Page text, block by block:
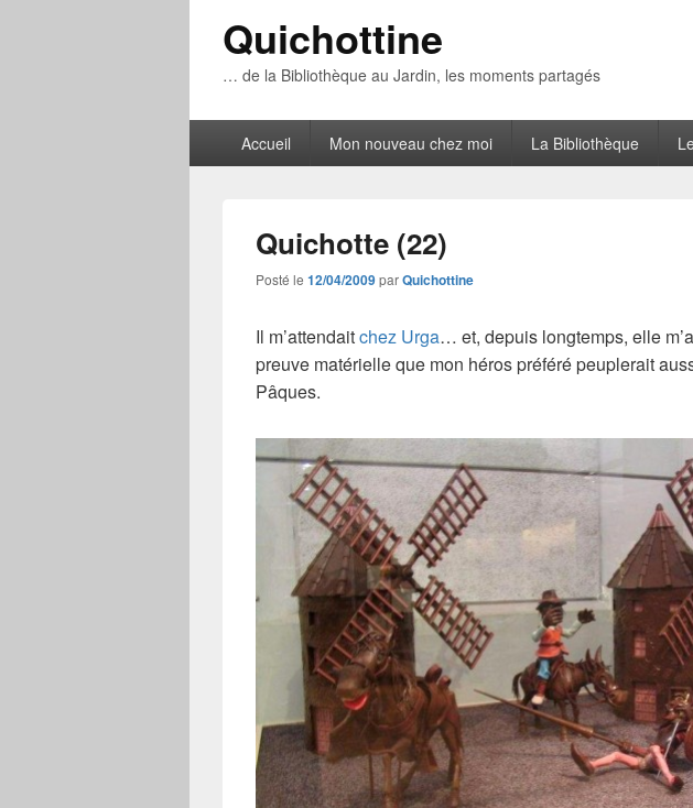
Quichottine
… de la Bibliothèque au Jardin, les moments partagés
principalAccueil Mon nouveau chez moi La Bibliothèque
Quichotte (22)
Posté le 12/04/2009parQuichottine
Il m’attendaitchez Urga… et, depuis longtemps, elle
preuve matérielle que mon héros préféré peuplerait
Pâques.